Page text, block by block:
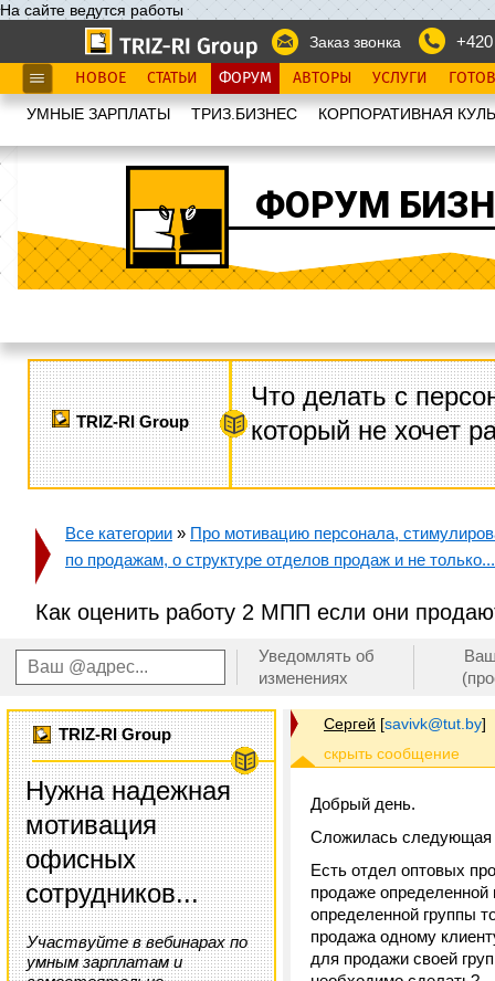
На сайте ведутся работы
Заказ звонка
НОВОЕ СТАТЬИ ФОРУМ АВТОРЫ УСЛУГИ
УМНЫЕ ЗАРПЛАТЫ ТРИЗ.БИЗНЕС КОРПОРАТИВНАЯ
ФОРУМ
TRIZ-RI Group
Что делать с
который не хочет
Все категории » Про мотивацию персонала,
по продажам, о структуре отделов продаж и не только...
Как оценить работу 2 МПП если они
Уведомлять об
изменениях
TRIZ-RI Group
Нужна надежная
мотивация
офисных
сотрудников...
Участвуйте в вебинарах по
умным зарплатам и
Сергей [savivk@tut.by]
Добрый день.
Сложилась следующая
Есть отдел оптовых
продаже определенной
определенной группы
продажа одному
для продажи своей